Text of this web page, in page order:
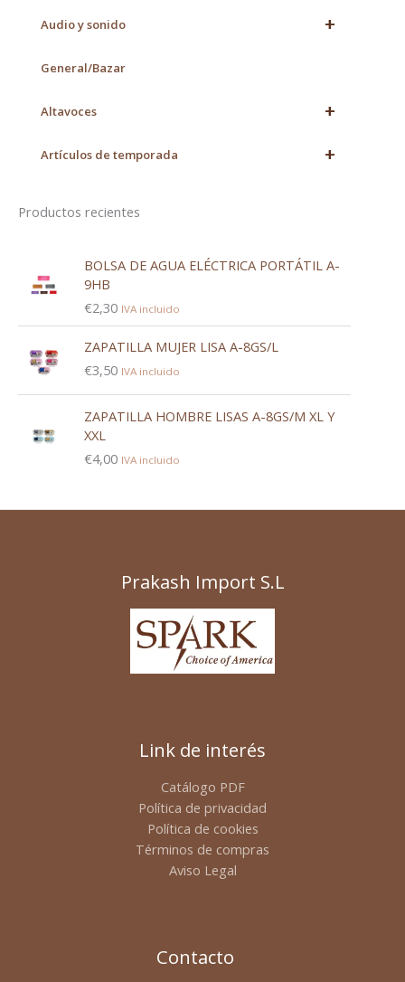
+
Audio y sonido
General/Bazar
+
Altavoces
+
Artículos de temporada
Productos recientes
BOLSA DE AGUA ELÉCTRICA PORTÁTIL A-
9HB
€2,30 IVA incluido
ZAPATILLA MUJER LISA A-8GS/L
€3,50 IVA incluido
ZAPATILLA HOMBRE LISAS A-8GS/M XL Y
XXL
€4,00 IVA incluido
Prakash Import S.L
Link de interés
Catálogo PDF
Política de privacidad
Política de cookies
Términos de compras
Aviso Legal
Contacto